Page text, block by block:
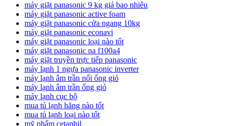
máy giặt panasonic 9 kg giá bao nhiêu
máy giặt panasonic active foam
máy giặt panasonic cửa ngang 10kg
máy giặt panasonic econavi
máy giặt panasonic loại nào tốt
máy giặt panasonic na f100a4
máy giặt truyền trực tiếp panasonic
máy lạnh 1 ngựa panasonic inverter
máy lạnh âm trần nối ống gió
máy lạnh âm trần ống gió
máy lạnh cục bộ
mua tủ lạnh hãng nào tốt
mua tủ lạnh loại nào tốt
mỹ phẩm cetaphil